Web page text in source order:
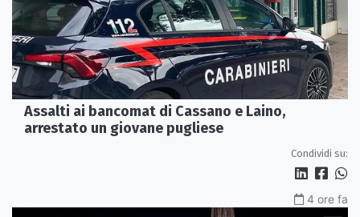
Assalti ai bancomat di Cassano e Laino,
arrestato un giovane pugliese
Condividi su:
4 ore fa